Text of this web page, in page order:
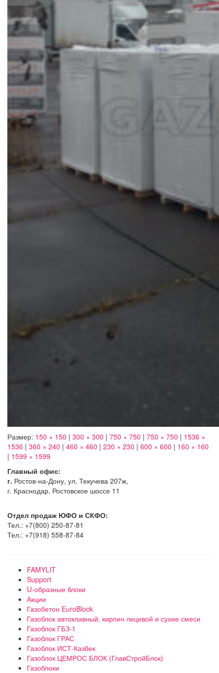
Размер: 150 × 150 | 300 × 300 | 750 × 750 | 750 × 750 | 1536 ×
1536 | 360 × 240 | 460 × 460 | 230 × 230 | 600 × 600 | 160 × 160
| 1599 × 1599
Главный офис:
г. Ростов-на-Дону, ул. Текучева 207ж,
г. Краснодар, Ростовское шоссе 11
Отдел продаж ЮФО и СКФО:
Тел.: +7(800) 250-87-81
Тел.: +7(918) 558-87-84
FAMYLIT
Support
U-образные блоки
Акции
Газобетон EuroBlock
Газоблок автоклавный, кирпич лицевой и сухие смеси
Газоблок ГБЗ-1
Газоблок ГРАС
Газоблок ИСТ-Казбек
Газоблок ЦЕМРОС БЛОК (ГлавСтройБлок)
Газоблоки